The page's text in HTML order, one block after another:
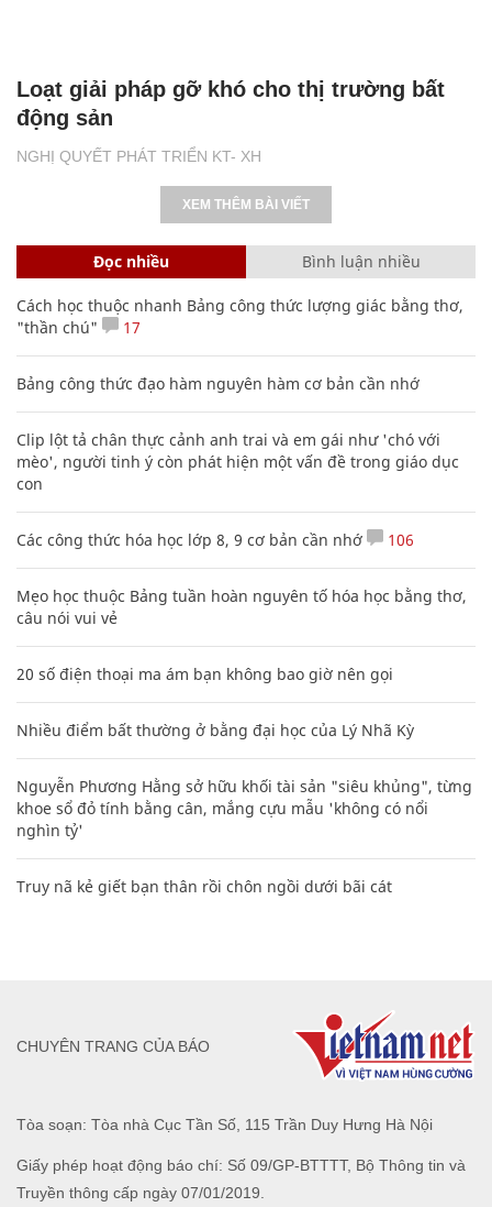
NGHỊ QUYẾT PHÁT TRIỂN KT- XH
Loạt giải pháp gỡ khó cho thị trường bất
động sản
XEM THÊM BÀI VIẾT
Đọc nhiều Bình luận nhiều
Cách học thuộc nhanh Bảng công thức lượng giác bằng thơ,
"thần chú"
17
Bảng công thức đạo hàm nguyên hàm cơ bản cần nhớ
Clip lột tả chân thực cảnh anh trai và em gái như 'chó với
mèo', người tinh ý còn phát hiện một vấn đề trong giáo dục
con
Các công thức hóa học lớp 8, 9 cơ bản cần nhớ 106
Mẹo học thuộc Bảng tuần hoàn nguyên tố hóa học bằng thơ,
câu nói vui vẻ
20 số điện thoại ma ám bạn không bao giờ nên gọi
Nhiều điểm bất thường ở bằng đại học của Lý Nhã Kỳ
Nguyễn Phương Hằng sở hữu khối tài sản "siêu khủng", từng
khoe sổ đỏ tính bằng cân, mắng cựu mẫu 'không có nổi
nghìn tỷ'
Truy nã kẻ giết bạn thân rồi chôn ngồi dưới bãi cát
Tòa soạn: Tòa nhà Cục Tần Số, 115 Trần Duy Hưng Hà Nội
Giấy phép hoạt động báo chí: Số 09/GP-BTTTT, Bộ Thông tin và
Truyền thông cấp ngày 07/01/2019.
CHUYÊN TRANG CỦA BÁO